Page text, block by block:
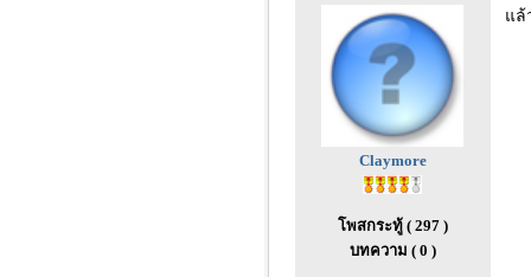
Claymore
โพสกระทู้ ( 297 )
บทความ ( 0 )
แล้